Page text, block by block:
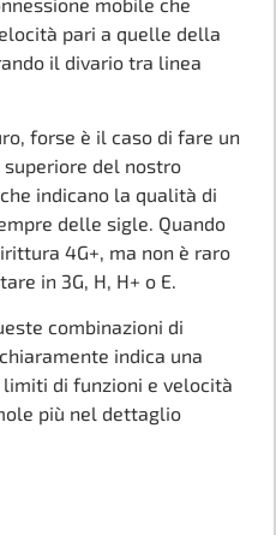
pari a quelle della
il divario tra linea
forse è il caso di fare un
del nostro
indicano la qualità di
delle sigle. Quando
4G+, ma non è raro
in 3G, H, H+ o E.
combinazioni di
indica una
di funzioni e velocità
più nel dettaglio